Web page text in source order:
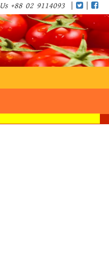
+88 02 9114093 | |